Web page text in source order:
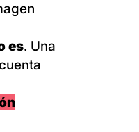
es. Una